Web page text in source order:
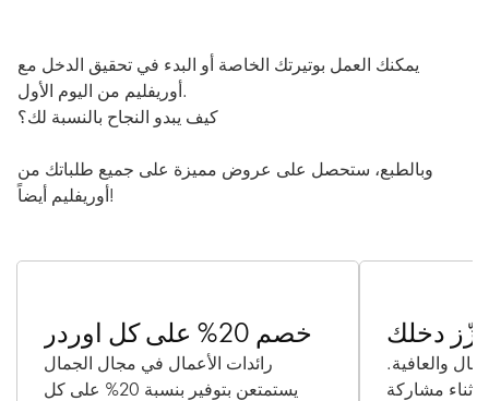
يمكنك العمل بوتيرتك الخاصة أو البدء في تحقيق الدخل مع
أوريفليم من اليوم الأول.
كيف يبدو النجاح بالنسبة لك؟
وبالطبع، ستحصل على عروض مميزة على جميع طلباتك من
أوريفليم أيضاً!
خصم 20% على كل اوردر
رائدات الأعمال في مجال الجمال
يستمتعن بتوفير بنسبة 20% على كل
دخلك
والعافية.
أثناء مشاركة